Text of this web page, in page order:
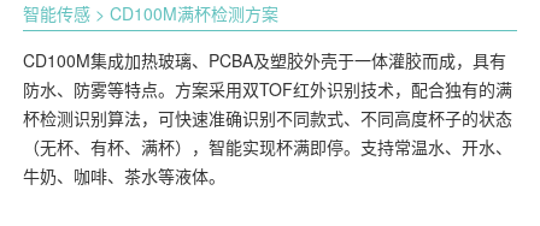
智能传感 > CD100M满杯检测方案
CD100M集成加热玻璃、PCBA及塑胶外壳于一体灌胶而成，具有
防水、防雾等特点。方案采用双TOF红外识别技术，配合独有的满
杯检测识别算法，可快速准确识别不同款式、不同高度杯子的状态
（无杯、有杯、满杯），智能实现杯满即停。支持常温水、开水、
牛奶、咖啡、茶水等液体。